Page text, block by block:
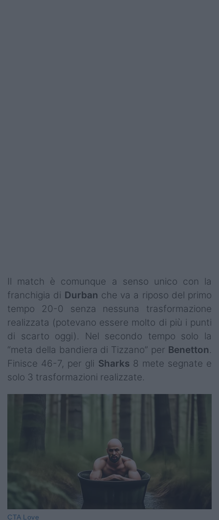
Il match è comunque a senso unico con la
franchigia di Durban che va a riposo del primo
tempo 20-0 senza nessuna trasformazione
realizzata (potevano essere molto di più i punti
di scarto oggi). Nel secondo tempo solo la
“meta della bandiera di Tizzano” per Benetton.
Finisce 46-7, per gli Sharks8 mete segnate e
solo 3 trasformazioni realizzate.